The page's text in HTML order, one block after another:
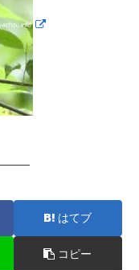
はてブ
コピー